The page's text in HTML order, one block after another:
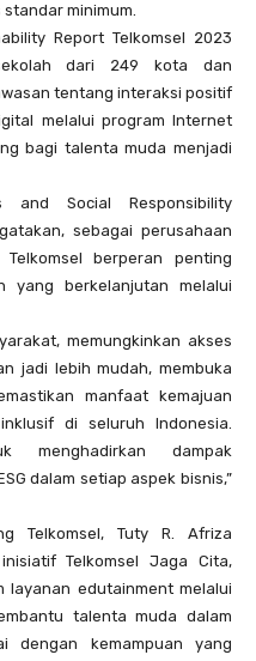
minimum.
Report Telkomsel 2023
dari 249 kota dan
tentang interaksi positif
melalui program Internet
bagi talenta muda menjadi
and Social Responsibility
sebagai perusahaan
berperan penting
yang berkelanjutan melalui
memungkinkan akses
jadi lebih mudah, membuka
manfaat kemajuan
di seluruh Indonesia.
menghadirkan dampak
dalam setiap aspek bisnis,”
Telkomsel, Tuty R. Afriza
Telkomsel Jaga Cita,
layanan edutainment melalui
talenta muda dalam
dengan kemampuan yang